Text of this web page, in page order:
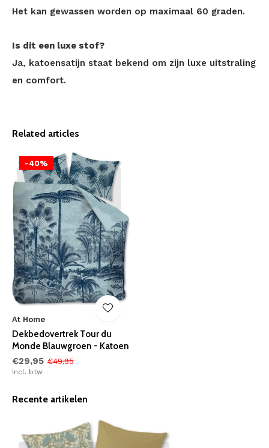
Het kan gewassen worden op maximaal 60 graden.
Is dit een luxe stof?
Ja, katoensatijn staat bekend om zijn luxe uitstraling
en comfort.
Related articles
-40%
At Home
Dekbedovertrek Tour du
Monde Blauwgroen - Katoen
€29,95 €49,95
Incl. btw
Recente artikelen